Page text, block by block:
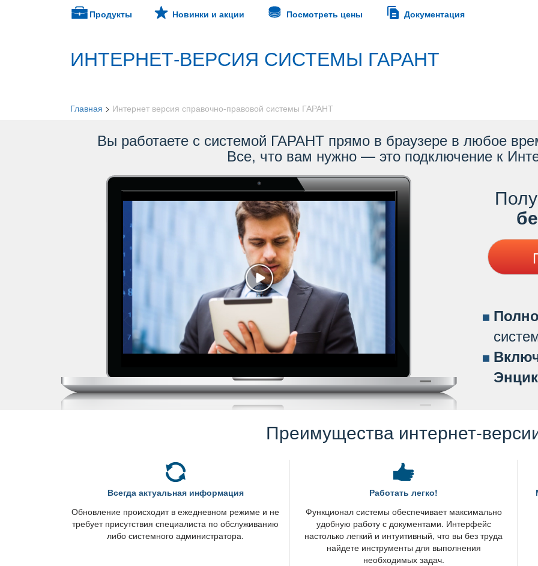
Продукты Новинки и акции Посмотреть цены Документация
ИНТЕРНЕТ-ВЕРСИЯ СИСТЕМЫ ГАРАНТ
Главная > Интернет версия справочно-правовой системы ГАРАНТ
ы работаете с системой ГАРАНТ прямо в браузере в любое
се, что вам нужно — это подключение к
Преимущества интернет-
сегда актуальная информация
Обновление происходит в ежедневном режиме и не
требует присутствия специалиста по обслуживанию
либо системного администратора.
Работать легко!
Функционал системы обеспечивает максимально
удобную работу с документами. Интерфейс
настолько легкий и интуитивный, что вы без труда
найдете инструменты для выполнения
необходимых задач.